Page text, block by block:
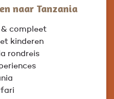
naar Tanzania
& compleet
kinderen
rondreis